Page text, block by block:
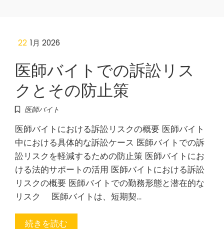
22 1月 2026
医師バイトでの訴訟リス
クとその防止策
医師バイト
医師バイトにおける訴訟リスクの概要 医師バイト
中における具体的な訴訟ケース 医師バイトでの訴
訟リスクを軽減するための防止策 医師バイトにお
ける法的サポートの活用 医師バイトにおける訴訟
リスクの概要 医師バイトでの勤務形態と潜在的な
リスク 医師バイトは、短期契…
続きを読む